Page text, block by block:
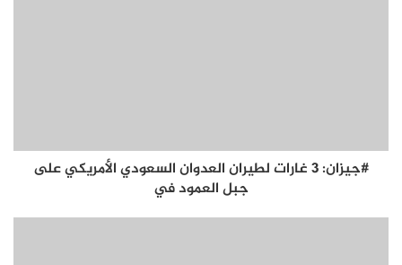
#جيزان: 3 غارات لطيران العدوان السعودي الأمريكي على
جبل العمود في